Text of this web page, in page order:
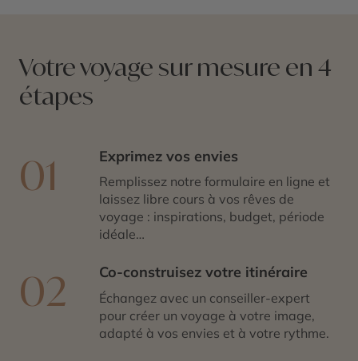
Votre voyage sur mesure en 4
étapes
01 Exprimez vos envies
Remplissez notre formulaire en ligne et
laissez libre cours à vos rêves de
voyage : inspirations, budget, période
idéale…
02 Co-construisez votre itinéraire
Échangez avec un conseiller-expert
pour créer un voyage à votre image,
adapté à vos envies et à votre rythme.